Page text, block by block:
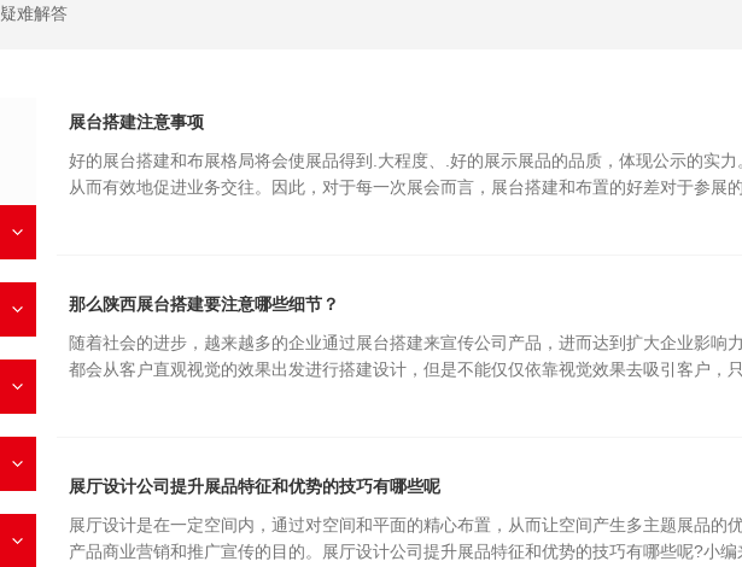
疑难解答
展台搭建注意事项
好的展台搭建和布展格局将会使展品得到.大程度、.好的展示展品的品质，体现公示的实
从而有效地促进业务交往。因此，对于每一次展会而言，展台搭建和布置的好差对于参展
那么陕西展台搭建要注意哪些细节？
随着社会的进步，越来越多的企业通过展台搭建来宣传公司产品，进而达到扩大企业影响
都会从客户直观视觉的效果出发进行搭建设计，但是不能仅仅依靠视觉效果去吸引客户，
展厅设计公司提升展品特征和优势的技巧有哪些呢
展厅设计是在一定空间内，通过对空间和平面的精心布置，从而让空间产生多主题展品的
产品商业营销和推广宣传的目的。展厅设计公司提升展品特征和优势的技巧有哪些呢?小